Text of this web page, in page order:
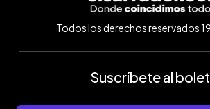
Todos los derechos reservados
Suscríbete al